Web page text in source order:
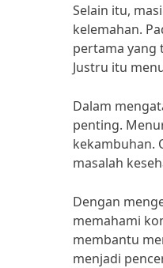
Selain itu,
kelemahan.
pertama yang
Justru itu
Dalam
penting.
kekambuhan.
masalah
Dengan
memahami
membantu
menjadi